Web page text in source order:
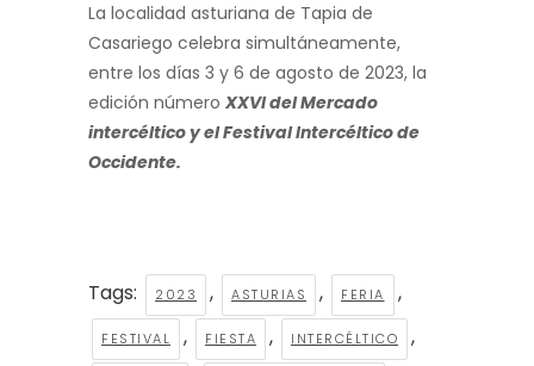
La localidad asturiana de Tapia de
Casariego celebra simultáneamente,
entre los días 3 y 6 de agosto de 2023, la
edición número XXVI del Mercado
intercéltico y el Festival Intercéltico de
Occidente.
Tags: 2023 , ASTURIAS , FERIA ,
FESTIVAL , FIESTA , INTERCÉLTICO ,